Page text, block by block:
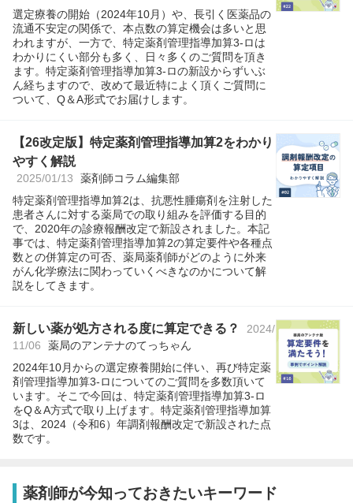
選定療養の開始（2024年10月）や、長引く医薬品の
流通不安定の関係で、本点数の算定機会は多いと思
われますが、一方で、特定薬剤管理指導加算3-ロは
わかりにくい部分も多く、日々多くのご質問を頂き
ます。特定薬剤管理指導加算3-ロの新設からずいぶ
ん経ちますので、改めて最近特によく頂くご質問に
ついて、Q＆A形式でお届けします。
【26改定版】特定薬剤管理指導加算2をわかり
やすく解説
2025/01/13 薬剤師コラム編集部
特定薬剤管理指導加算2は、抗悪性腫瘍剤を注射した
患者さんに対する薬局での取り組みを評価する目的
で、2020年の診療報酬改定で新設されました。本記
事では、特定薬剤管理指導加算2の算定要件や各種点
数との併算定の可否、薬局薬剤師がどのように外来
がん化学療法に関わっていくべきなのかについて解
説をしてきます。
新しい薬が処方される度に算定できる？
2024/
11/06
薬局のアンテナのてっちゃん
2024年10月からの選定療養開始に伴い、再び特定薬
剤管理指導加算3-ロについてのご質問を多数頂いて
います。そこで今回は、特定薬剤管理指導加算3-ロ
をQ＆A方式で取り上げます。特定薬剤管理指導加算
3は、2024（令和6）年調剤報酬改定で新設された点
数です。
薬剤師が今知っておきたいキーワード